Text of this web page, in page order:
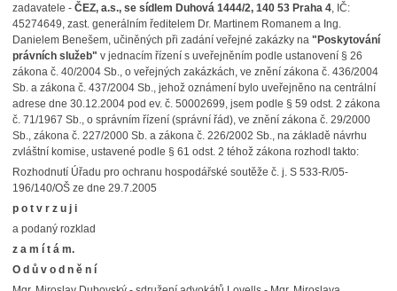
zadavatele - ČEZ, a.s., se sídlem Duhová 1444/2, 140 53 Praha 4, IČ:
45274649, zast. generálním ředitelem Dr. Martinem Romanem a Ing.
Danielem Benešem, učiněných při zadání veřejné zakázky na "Poskytování
právních služeb" v jednacím řízení s uveřejněním podle ustanovení § 26
zákona č. 40/2004 Sb., o veřejných zakázkách, ve znění zákona č. 436/2004
Sb. a zákona č. 437/2004 Sb., jehož oznámení bylo uveřejněno na centrální
adrese dne 30.12.2004 pod ev. č. 50002699, jsem podle § 59 odst. 2 zákona
č. 71/1967 Sb., o správním řízení (správní řád), ve znění zákona č. 29/2000
Sb., zákona č. 227/2000 Sb. a zákona č. 226/2002 Sb., na základě návrhu
zvláštní komise, ustavené podle § 61 odst. 2 téhož zákona rozhodl takto:
Rozhodnutí Úřadu pro ochranu hospodářské soutěže č. j. S 533-R/05-
196/140/OŠ ze dne 29.7.2005
p o t v r z u j i
a podaný rozklad
z a m í t á m.
O d ů v o d n ě n í